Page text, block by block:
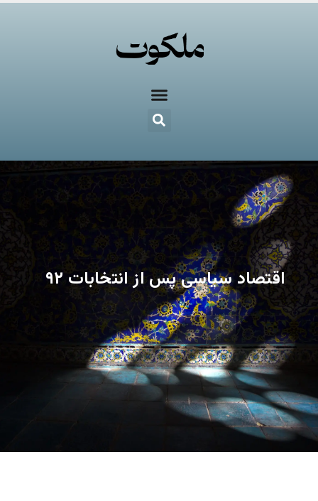
اقتصاد سیاسی پس از انتخابات ۹۲